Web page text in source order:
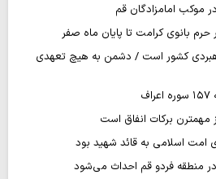
کشور است / دشمن به هیچ تعهدی
مهمترن برکات انفاق است
امت اسلامی به قائد شهید بود
منطقه فردو قم احداث می‌شود